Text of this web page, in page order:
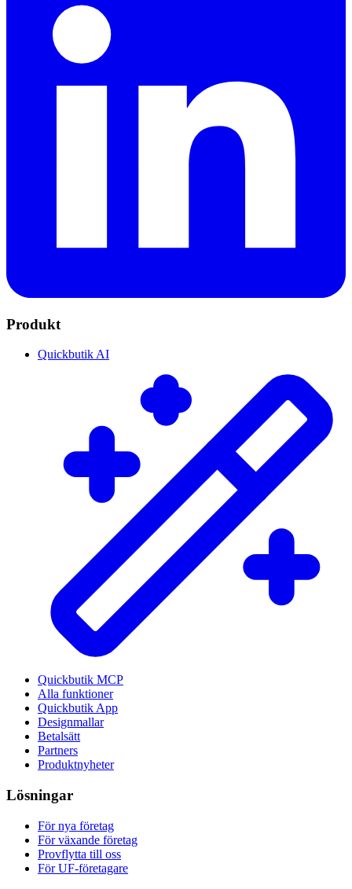
Produkt
Quickbutik AI
Quickbutik MCP
Alla funktioner
Quickbutik App
Designmallar
Betalsätt
Partners
Produktnyheter
Lösningar
För nya företag
För växande företag
Provflytta till oss
För UF-företagare